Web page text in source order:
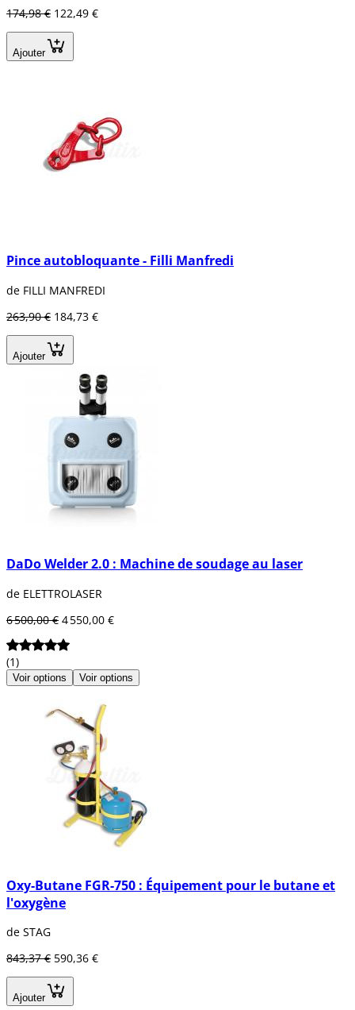
174,98 € 122,49 €
Ajouter
Pince autobloquante - Filli Manfredi
de FILLI MANFREDI
263,90 € 184,73 €
Ajouter
DaDo Welder 2.0 : Machine de soudage au laser
de ELETTROLASER
6 500,00 € 4 550,00 €
(1)
Voir options Voir options
Oxy-Butane FGR-750 : Équipement pour le butane et
l'oxygène
de STAG
843,37 € 590,36 €
Ajouter